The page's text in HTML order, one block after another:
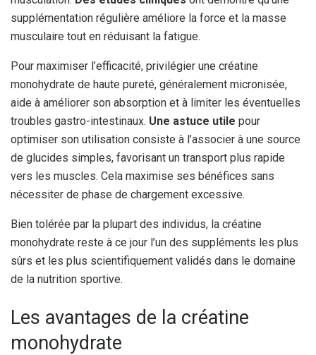
supplémentation régulière améliore la force et la masse
musculaire tout en réduisant la fatigue.
Pour maximiser l’efficacité, privilégier une créatine
monohydrate de haute pureté, généralement micronisée,
aide à améliorer son absorption et à limiter les éventuelles
troubles gastro-intestinaux. Une astuce utile pour
optimiser son utilisation consiste à l’associer à une source
de glucides simples, favorisant un transport plus rapide
vers les muscles. Cela maximise ses bénéfices sans
nécessiter de phase de chargement excessive.
Bien tolérée par la plupart des individus, la créatine
monohydrate reste à ce jour l’un des suppléments les plus
sûrs et les plus scientifiquement validés dans le domaine
de la nutrition sportive.
Les avantages de la créatine
monohydrate